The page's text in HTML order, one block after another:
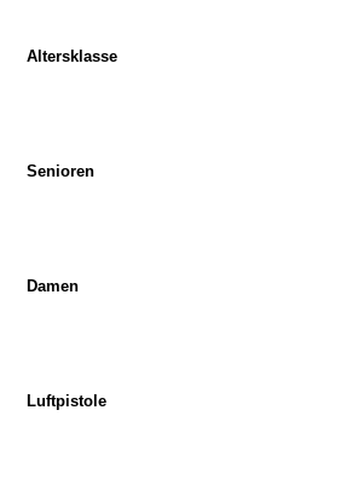
Altersklasse
Senioren
Damen
Luftpistole